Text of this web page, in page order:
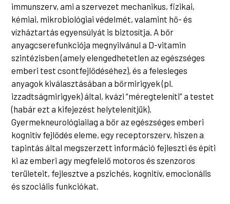
immunszerv, ami a szervezet mechanikus, fizikai,
kémiai, mikrobiológiai védelmét, valamint hő- és
vízháztartás egyensúlyát is biztosítja. A bőr
anyagcserefunkciója megnyilvánul a D-vitamin
szintézisben (amely elengedhetetlen az egészséges
emberi test csontfejlődéséhez), és a felesleges
anyagok kiválasztásában a bőrmirigyek (pl.
izzadtságmirigyek) által, kvázi “méregteleníti” a testet
(habár ezt a kifejezést helytelenítjük).
Gyermekneurológiailag a bőr az egészséges emberi
kognitív fejlődés eleme, egy receptorszerv, hiszen a
tapintás által megszerzett információ fejleszti és építi
ki az emberi agy megfelelő motoros és szenzoros
területeit, fejlesztve a pszichés, kognitív, emocionális
és szociális funkciókat.